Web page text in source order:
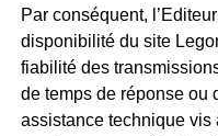
Par conséquent,
disponibilité du site
fiabilité des
de temps de réponse ou
assistance technique vis